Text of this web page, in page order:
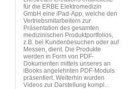
für die ERBE Elektromedizin
GmbH eine iPad-App, welche den
Vertriebsmitarbeitern zur
Präsentation des gesamten
medizinischen Produktportfolios,
z.B. bei Kundenbesuchen oder auf
Messen, dient. Die Produkte
werden in Form von PDF-
Dokumenten mittels unseres an
iBooks angelehnten PDF-Moduls
präsentiert. Weiterhin wurden
Videos zur Darstellung kompl...